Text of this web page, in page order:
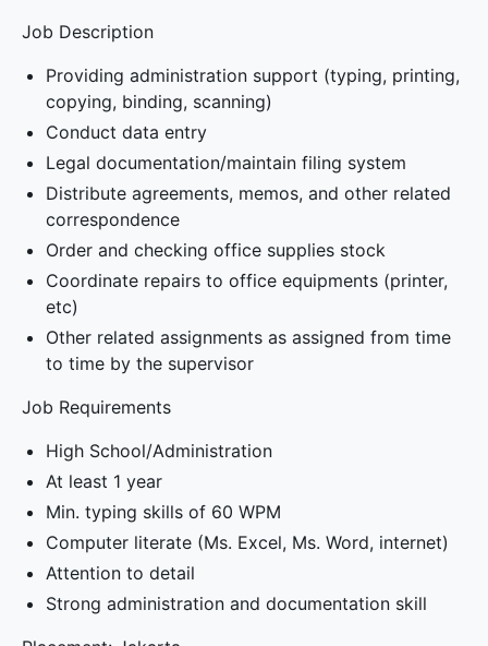
Job Description
Providing administration support (typing, printing,
copying, binding, scanning)
Conduct data entry
Legal documentation/maintain filing system
Distribute agreements, memos, and other related
correspondence
Order and checking office supplies stock
Coordinate repairs to office equipments (printer,
etc)
Other related assignments as assigned from time
to time by the supervisor
Job Requirements
High School/Administration
At least 1 year
Min. typing skills of 60 WPM
Computer literate (Ms. Excel, Ms. Word, internet)
Attention to detail
Strong administration and documentation skill